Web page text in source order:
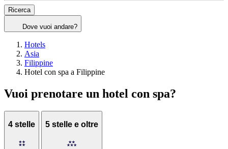
Ricerca
Dove vuoi andare?
Hotels
Asia
Filippine
Hotel con spa a Filippine
Vuoi prenotare un hotel con spa?
4 stelle 5 stelle e oltre